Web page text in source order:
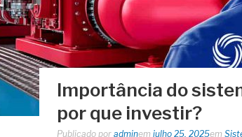
Importância do
por que investir?
Publicado por adminem julho 25, 2025em